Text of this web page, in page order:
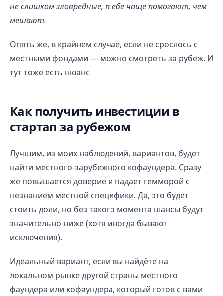
не слишком зловредные, тебе чаще помогают, чем
мешают.
Опять же, в крайнем случае, если не срослось с
местными фондами — можно смотреть за рубеж. И
тут тоже есть нюанс
Как получить инвестиции в
стартап за рубежом
Лучшим, из моих наблюдений, вариантов, будет
найти местного-зарубежного кофаундера. Сразу
же повышается доверие и падает гемморой с
незнанием местной специфики. Да, это будет
стоить доли, но без такого момента шансы будут
значительно ниже (хотя иногда бывают
исключения).
Идеальный вариант, если вы найдёте на
локальном рынке другой страны местного
фаундера или кофаундера, который готов с вами